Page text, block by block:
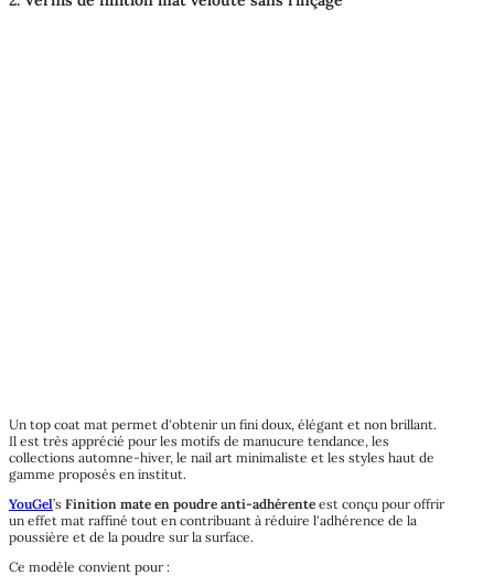
Un top coat mat permet d'obtenir un fini doux, élégant et non brillant.
Il est très apprécié pour les motifs de manucure tendance, les
collections automne-hiver, le nail art minimaliste et les styles haut de
gamme proposés en institut.
YouGel’s Finition mate en poudre anti-adhérente est conçu pour offrir
un effet mat raffiné tout en contribuant à réduire l'adhérence de la
poussière et de la poudre sur la surface.
Ce modèle convient pour :